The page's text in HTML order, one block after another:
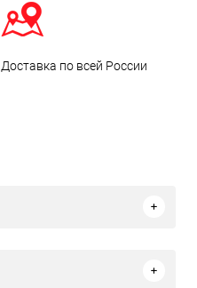
Доставка по всей России